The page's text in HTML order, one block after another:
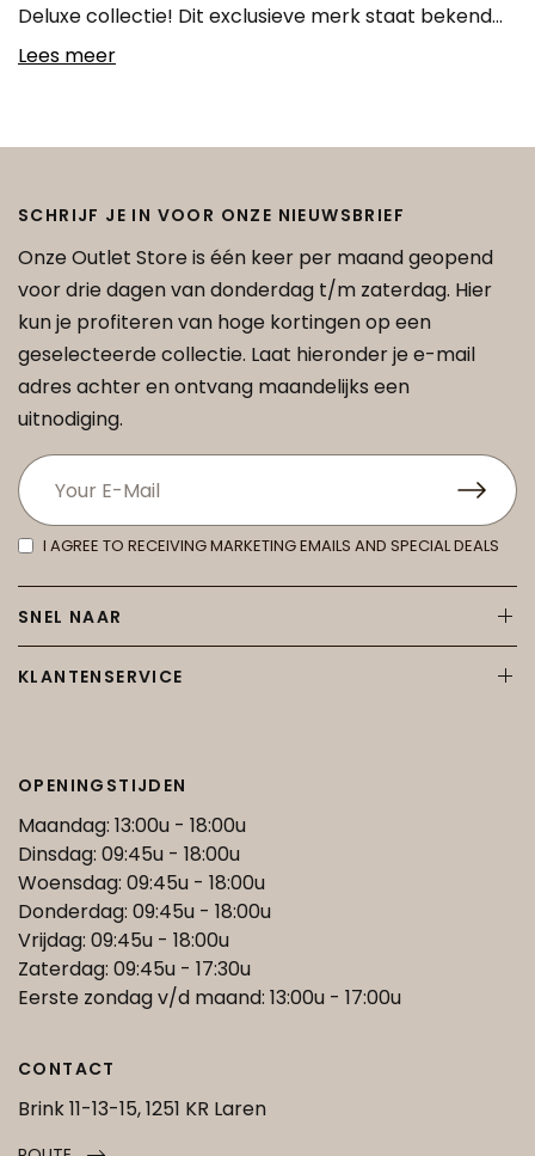
Deluxe collectie! Dit exclusieve merk staat bekend…
Lees meer
SCHRIJF JE IN VOOR ONZE NIEUWSBRIEF
Onze Outlet Store is één keer per maand geopend
voor drie dagen van donderdag t/m zaterdag. Hier
kun je profiteren van hoge kortingen op een
geselecteerde collectie. Laat hieronder je e-mail
adres achter en ontvang maandelijks een
uitnodiging.
I AGREE TO RECEIVING MARKETING EMAILS AND SPECIAL DEALS
SNEL NAAR
KLANTENSERVICE
OPENINGSTIJDEN
Maandag: 13:00u - 18:00u
Dinsdag: 09:45u - 18:00u
Woensdag: 09:45u - 18:00u
Donderdag: 09:45u - 18:00u
Vrijdag: 09:45u - 18:00u
Zaterdag: 09:45u - 17:30u
Eerste zondag v/d maand: 13:00u - 17:00u
CONTACT
Brink 11-13-15, 1251 KR Laren